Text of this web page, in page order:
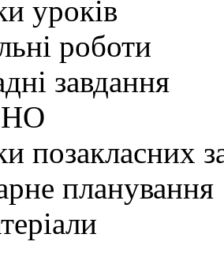
уроків
роботи
завдання
позакласних
планування